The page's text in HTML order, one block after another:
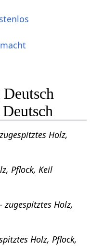
zugespitztes Holz,
Pflock, Keil
-zugespitztes Holz,
Holz, Pflock,